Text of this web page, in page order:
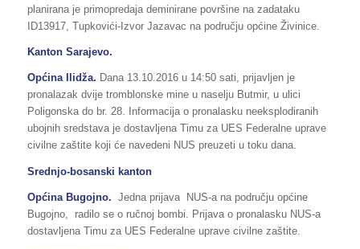
planirana je primopredaja deminirane površine na zadataku
ID13917, Tupkovići-Izvor Jazavac na području općine Živinice.
Kanton Sarajevo.
Općina Ilidža. Dana 13.10.2016 u 14:50 sati, prijavljen je
pronalazak dvije tromblonske mine u naselju Butmir, u ulici
Poligonska do br. 28. Informacija o pronalasku neeksplodiranih
ubojnih sredstava je dostavljena Timu za UES Federalne uprave
civilne zaštite koji će navedeni NUS preuzeti u toku dana.
Srednjo-bosanski kanton
Općina Bugojno. Jedna prijava NUS-a na području općine
Bugojno, radilo se o ručnoj bombi. Prijava o pronalasku NUS-a
dostavljena Timu za UES Federalne uprave civilne zaštite.